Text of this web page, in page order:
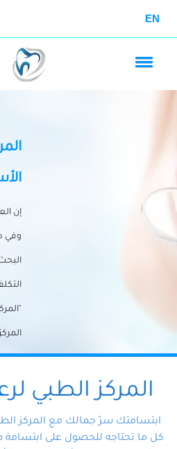
EN
إن
وفي
المركز الطبي
ابتسامتك سرّ جمالك مع المركز
كل ما تحتاجه للحصول على ابتسامة